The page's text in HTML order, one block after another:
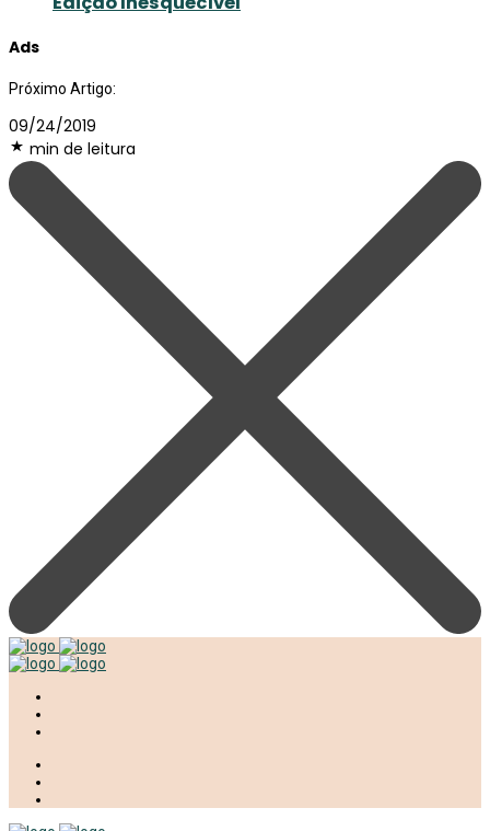
Ads
Próximo Artigo:
09/24/2019
min de leitura